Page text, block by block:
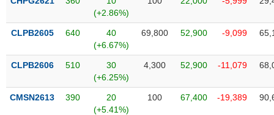
(+2.86%)
CLPB2605 640
40
(+6.67%)
69,800 52,900 -9,099
CLPB2606 510
30
(+6.25%)
4,300 52,900 -11,079
CMSN2613 390
20
(+5.41%)
100 67,400 -19,389
đạo
(-)
Tất cả Người nội bộ Người liên quan Cổ đông lớn
Tin
tức